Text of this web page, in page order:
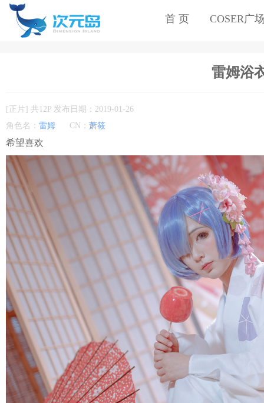
首 页 COSER广
雷姆浴
[正片] 共12P 发布日期：2019-01-26
角色名： 雷姆 CN： 萧筱
希望喜欢